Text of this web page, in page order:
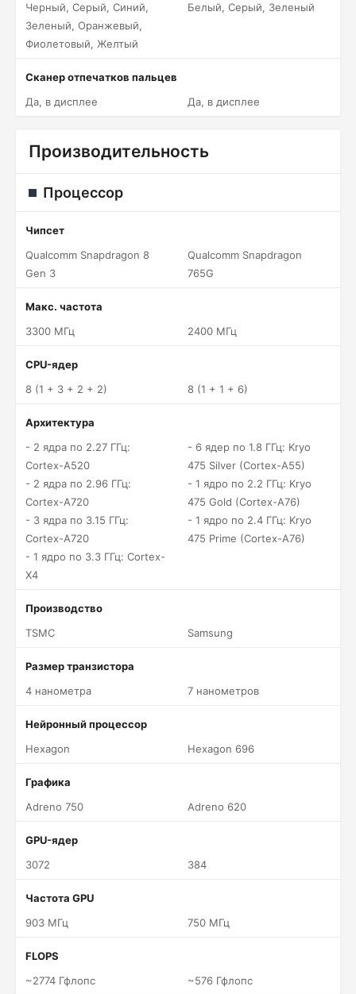
Черный, Серый, Синий,
Зеленый, Оранжевый,
Фиолетовый, Желтый
Белый, Серый, Зеленый
Сканер отпечатков пальцев
Да, в дисплее
Да, в дисплее
Производительность
Процессор
Чипсет
Qualcomm Snapdragon 8
Gen 3
Qualcomm Snapdragon
765G
Макс. частота
3300 МГц
2400 МГц
CPU-ядер
8 (1 + 3 + 2 + 2)
8 (1 + 1 + 6)
Архитектура
- 2 ядра по 2.27 ГГц:
Cortex-A520
- 2 ядра по 2.96 ГГц:
Cortex-A720
- 3 ядра по 3.15 ГГц:
Cortex-A720
- 1 ядро по 3.3 ГГц: Cortex-
X4
- 6 ядер по 1.8 ГГц: Kryo
475 Silver (Cortex-A55)
- 1 ядро по 2.2 ГГц: Kryo
475 Gold (Cortex-A76)
- 1 ядро по 2.4 ГГц: Kryo
475 Prime (Cortex-A76)
Производство
TSMC
Samsung
Размер транзистора
4 нанометра
7 нанометров
Нейронный процессор
Hexagon
Hexagon 696
Графика
Adreno 750
Adreno 620
GPU-ядер
3072
384
Частота GPU
903 МГц
750 МГц
FLOPS
~2774 Гфлопс
~576 Гфлопс